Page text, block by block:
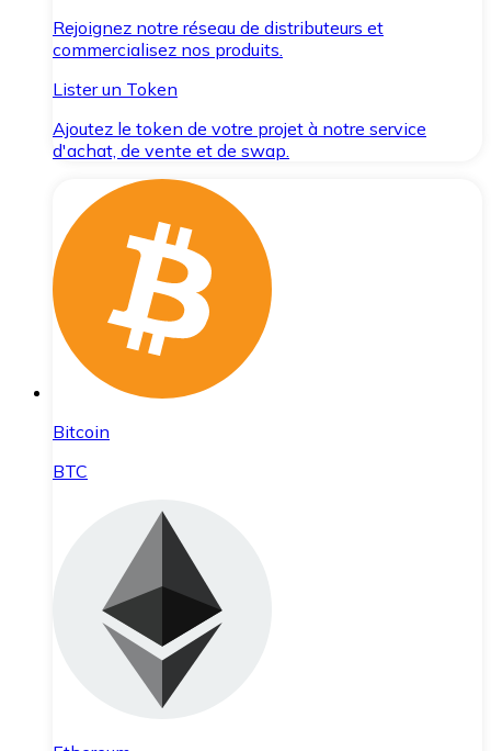
Rejoignez notre réseau de distributeurs et
commercialisez nos produits.
Lister un Token
Ajoutez le token de votre projet à notre service
d'achat, de vente et de swap.
Bitcoin
BTC